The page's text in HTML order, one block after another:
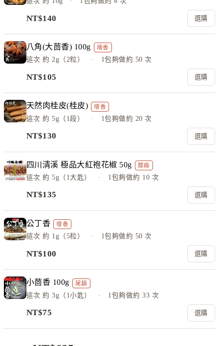
NT$140 選購
八角(大茴香) 100g 增香
這次約 2g（2粒） · 1包夠做約 50 次
NT$105 選購
天然肉桂皮(桂皮) 增香
這次約 5g（1段） · 1包夠做約 20 次
NT$130 選購
四川清溪 極品大紅袍花椒 50g 醇麻
這次約 5g（1大匙） · 1包夠做約 10 次
NT$135 選購
公丁香 增香
這次約 1g（5粒） · 1包夠做約 50 次
NT$100 選購
小茴香 100g 尾韻
這次約 3g（1小匙） · 1包夠做約33 次
NT$75 選購